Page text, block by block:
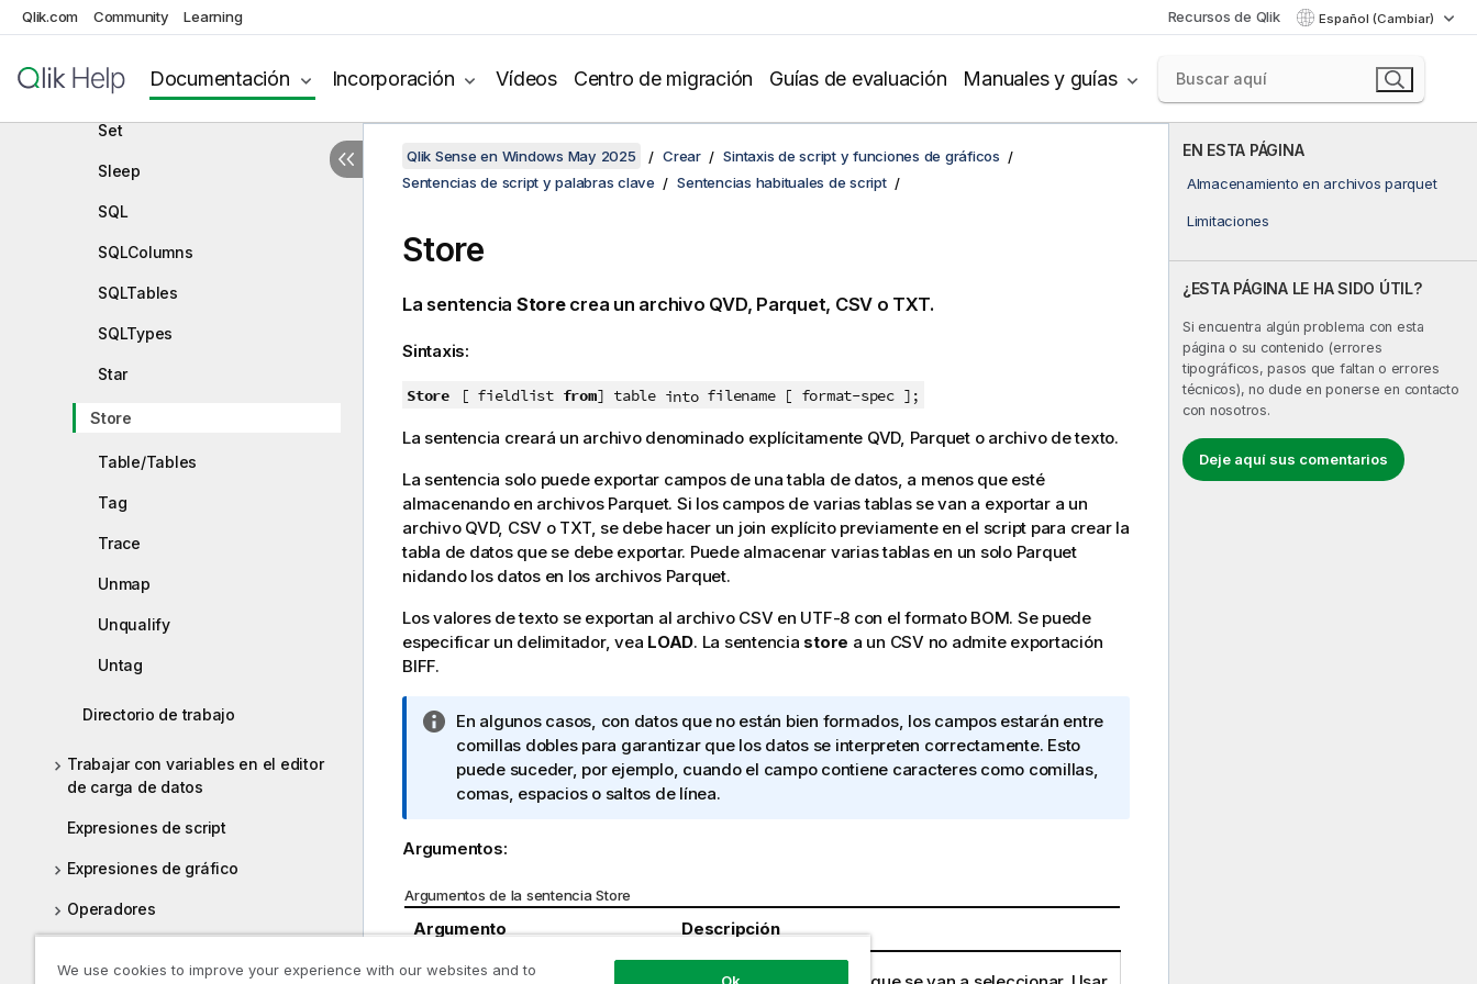
Qlik.com Community Learning Recursos de Qlik Español (Cambiar)
Documentación Incorporación Vídeos Centro de migración Guías de evaluación Manuales y guías
Search
Select
Set
Sleep
SQL
SQLColumns
SQLTables
SQLTypes
Star
Store
Table/Tables
Tag
Trace
Unmap
Unqualify
Untag
Directorio de trabajo
Trabajar con variables en el editor
de carga de datos
Expresiones de script
Expresiones de gráfico
Operadores
EN ESTA PÁGINA
Almacenamiento en archivos parquet
Limitaciones
¿ESTA PÁGINA LE HA SIDO ÚTIL?
Si encuentra algún problema con esta
página o su contenido (errores
tipográficos, pasos que faltan o errores
técnicos), no dude en ponerse en contacto
con nosotros.
Deje aquí sus comentarios
Qlik Sense en Windows May 2025 Crear
Sintaxis de script y funciones de gráficos
Sentencias de script y palabras clave
Sentencias habituales de script
Store
La sentencia Storecrea un archivo QVD, Parquet, CSV o TXT.
Sintaxis:
Store [ fieldlist from] table intofilename [ format-spec ];
La sentencia creará un archivo denominado explícitamente QVD, Parqueto archivo de texto.
La sentencia solo puede exportar campos de una tabla de datos, a menos que esté
almacenando en archivos Parquet. Si los campos de varias tablas se van a exportar a un
archivo QVD, CSV o TXT, se debe hacer un join explícito previamente en el script para crear la
tabla de datos que se debe exportar. Puede almacenar varias tablas en un solo Parquet
nidando los datos en los archivos Parquet.
Los valores de texto se exportan al archivo CSVen UTF-8 con el formato BOM. Se puede
especificar un delimitador, vea LOAD. La sentencia store a un CSVno admite exportación
BIFF.
N
o
t
a
n
o
r
m
a
En algunos casos, con datos que no están bien formados, los campos estarán entre
comillas dobles para garantizar que los datos se interpreten correctamente. Esto
puede suceder, por ejemplo, cuando el campo contiene caracteres como comillas,
comas, espacios o saltos de línea.
Argumentos:
Argumentos de la sentencia Store
Argumento Descripción
fieldlist::= (*| field) { , field } )
We use cookies to improve your experience with our websites and to